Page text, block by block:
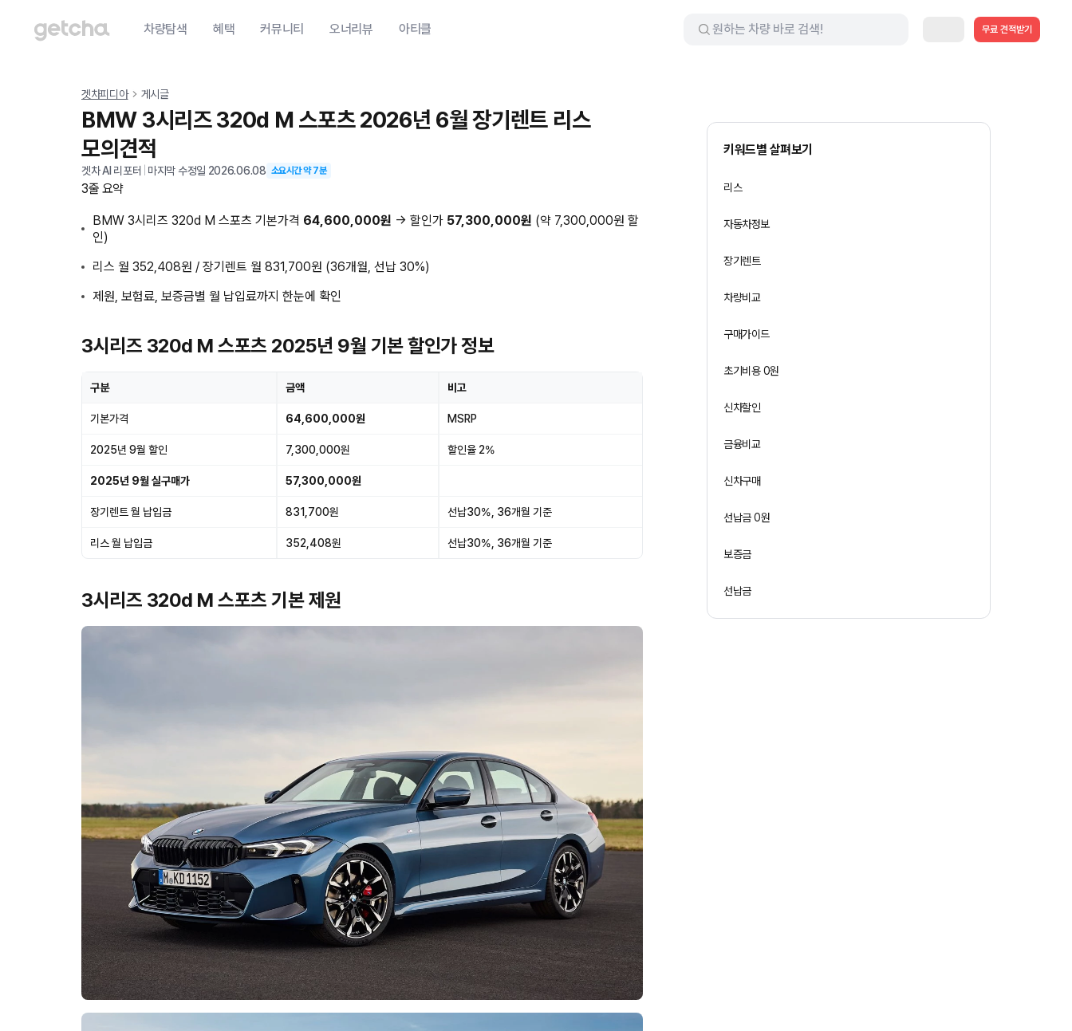
차량탐색 혜택 커뮤니티 오너리뷰 아티클 무료 견적받기
겟차피디아 게시글
BMW 3시리즈 320d M 스포츠 2026년 6월 장기렌트 리스
모의견적
겟차 AI 리포터 마지막 수정일 2026.06.08 소요시간 약7분
3줄 요약
BMW 3시리즈 320d M 스포츠 기본가격 64,600,000원 → 할인가 57,300,000원 (약 7,300,000원 할
인)
리스 월 352,408원 / 장기렌트 월 831,700원 (36개월, 선납 30%)
제원, 보험료, 보증금별 월 납입료까지 한눈에 확인
3시리즈 320d M 스포츠 2025년 9월 기본 할인가 정보
구분 금액 비고
기본가격 64,600,000원 MSRP
2025년 9월 할인 7,300,000원 할인율 2%
2025년 9월 실구매가 57,300,000원
장기렌트 월 납입금 831,700원 선납30%, 36개월 기준
리스 월 납입금 352,408원 선납30%, 36개월 기준
3시리즈 320d M 스포츠 기본 제원
키워드별 살펴보기
리스
자동차정보
장기렌트
차량비교
구매가이드
초기비용 0원
신차할인
금융비교
신차구매
선납금 0원
보증금
선납금